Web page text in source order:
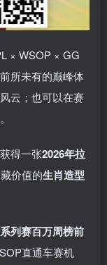
× WSOP × GG
所未有的巅峰体
云；也可以在赛
得一张2026年拉
价值的生肖造型
列赛百万周榜前
直通车赛机